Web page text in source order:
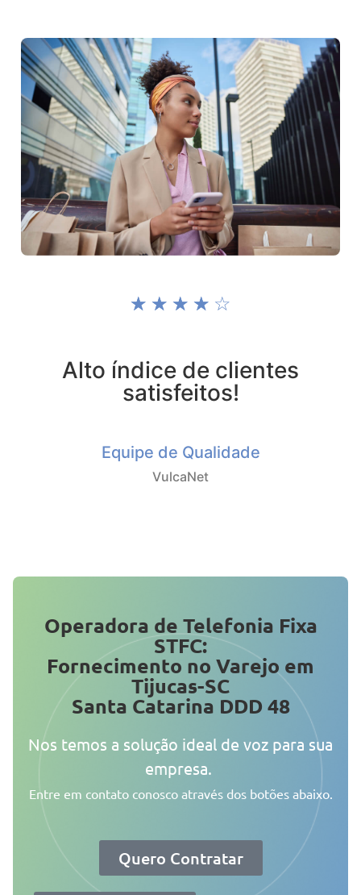
☆ ☆ ☆ ☆ ☆
Alto índice de clientes
satisfeitos!
Equipe de Qualidade
VulcaNet
Operadora de Telefonia Fixa
STFC:
Fornecimento no Varejo em
Tijucas-SC
Santa Catarina DDD 48
Nos temos a solução ideal de voz para sua
empresa.
Entre em contato conosco através dos botões abaixo.
Quero Contratar